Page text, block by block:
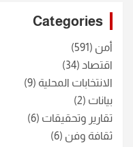
Categories
أمن (591)
اقتصاد (34)
الانتخابات المحلية (9)
بيانات (2)
تقارير وتحقيقات (6)
ثقافة وفن (6)